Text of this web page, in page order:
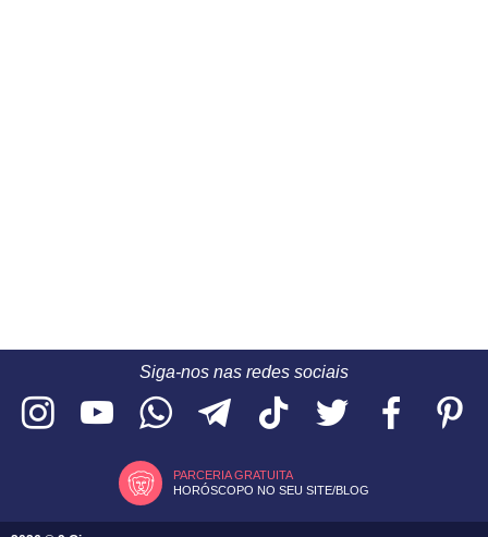
Siga-nos nas redes sociais
PARCERIA GRATUITA
HORÓSCOPO NO SEU SITE/BLOG